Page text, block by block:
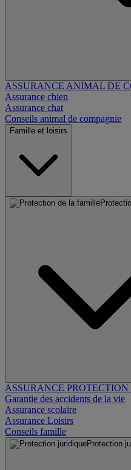
ASSURANCE ANIMAL DE
Assurance chien
Assurance chat
Conseils animal de compagnie
Famille et loisirs
ASSURANCE
Garantie des accidents de la vie
Assurance scolaire
Assurance Loisirs
Conseils famille
Protection